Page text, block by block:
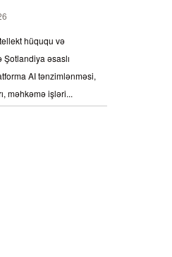
hüququ və
əsaslı
AI tənzimlənməsi,
məhkəmə işləri...